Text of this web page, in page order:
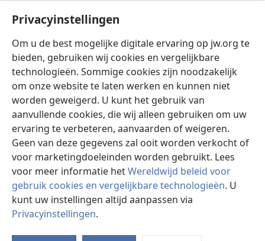
Privacyinstellingen
Om u de best mogelijke digitale ervaring op jw.org te
bieden, gebruiken wij cookies en vergelijkbare
technologieën. Sommige cookies zijn noodzakelijk
om onze website te laten werken en kunnen niet
worden geweigerd. U kunt het gebruik van
aanvullende cookies, die wij alleen gebruiken om uw
ervaring te verbeteren, aanvaarden of weigeren.
Geen van deze gegevens zal ooit worden verkocht of
voor marketingdoeleinden worden gebruikt. Lees
voor meer informatie hetWereldwijd beleid voor
gebruik cookies en vergelijkbare technologieën. U
kunt uw instellingen altijd aanpassen via
Privacyinstellingen.
Video’s met audiodescriptie
Suku
Bijdrage
(opent
venster)Waktitoren LIBRARY TAPU INTERNET™
(opent
nieuw
venster)JW Hub ®
(opent
nieuw
Copyright© 2026 Watch Tower Bible and Tract Society of Pennsylvania.
GEBRUIKSVOORWAARDEN
PRIVACYINSTELLINGEN